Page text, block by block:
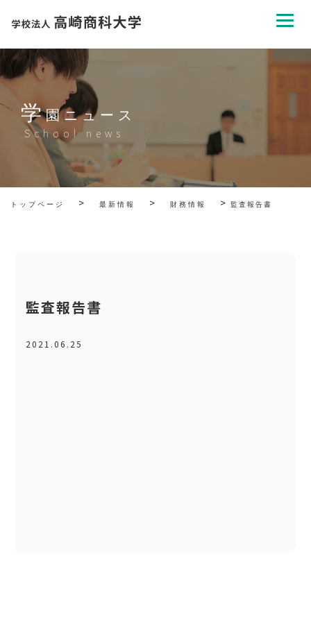
学園ニュース
School news
トップページ > 最新情報 > 財務情報 > 監査報告書
監査報告書
2021.06.25